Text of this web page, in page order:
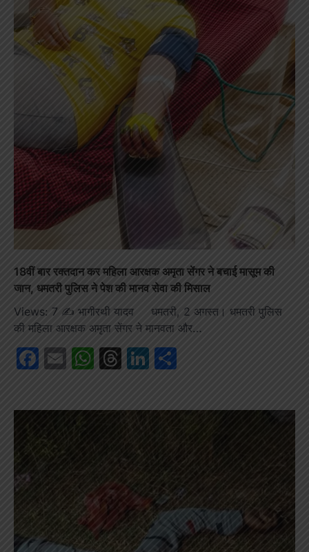
18वीं बार रक्तदान कर महिला आरक्षक अमृता सेंगर ने बचाई मासूम की
जान, धमतरी पुलिस ने पेश की मानव सेवा की मिसाल
Views: 7 ✍️ भागीरथी यादव धमतरी, 2 अगस्त। धमतरी पुलिस
की महिला आरक्षक अमृता सेंगर ने मानवता और…
Facebook
EmailWhatsApp
Threads
LinkedIn